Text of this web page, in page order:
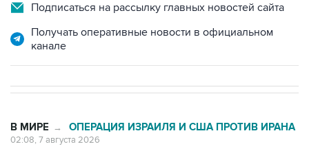
Подписаться на рассылку главных новостей сайта
Получать оперативные новости в официальном
канале
В МИРЕ → ОПЕРАЦИЯ ИЗРАИЛЯ И США ПРОТИВ ИРАНА
02:08, 7 августа 2026